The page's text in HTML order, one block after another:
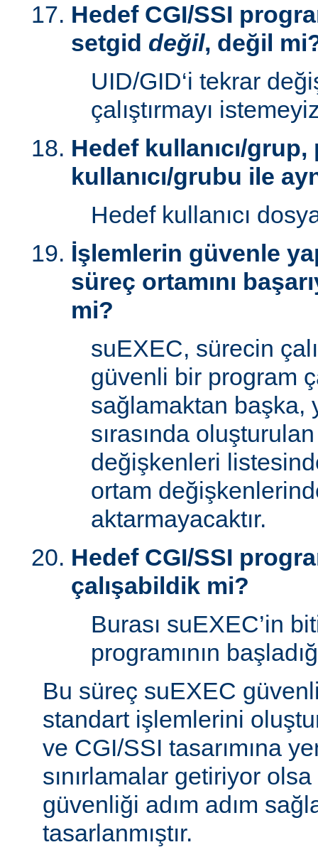
Hedef CGI/SSI
setgid değil, değil
UID/GID‘i tekrar
çalıştırmayı
Hedef kullanıcı/grup,
kullanıcı/grubu ile
Hedef kullanıcı
İşlemlerin güvenle
süreç ortamını
mi?
suEXEC, sürecin
güvenli bir program
sağlamaktan başka,
sırasında
değişkenleri
ortam
aktarmayacaktır.
Hedef CGI/SSI
çalışabildik mi?
Burası suEXEC’in
programının
Bu süreç suEXEC
standart işlemlerini
ve CGI/SSI tasarımına
sınırlamalar getiriyor
güvenliği adım adım
tasarlanmıştır.